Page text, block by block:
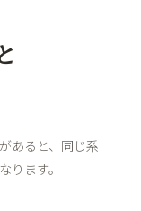
あると、同じ系
ります。